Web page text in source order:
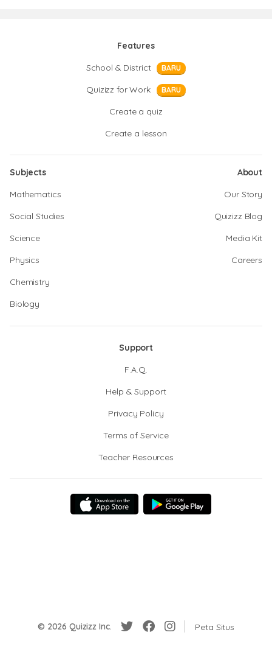
Features
School & District
BARU
Quizizz for Work BARU
Create a quiz
Create a lesson
Subjects
Mathematics
Social Studies
Science
Physics
Chemistry
Biology
About
Our Story
Quizizz Blog
Media Kit
Careers
Support
F.A.Q.
Help & Support
Privacy Policy
Terms of Service
Teacher Resources
© 2026 Quizizz Inc. Peta Situs